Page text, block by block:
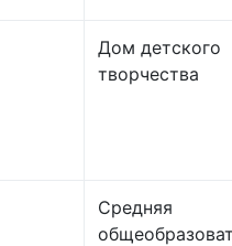
Дом детского
творчества
Средняя